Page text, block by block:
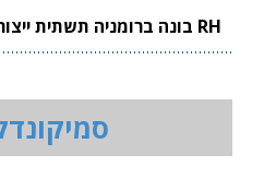
RH בונה ברומניה תשתית ייצור ביטחוני ישראלית